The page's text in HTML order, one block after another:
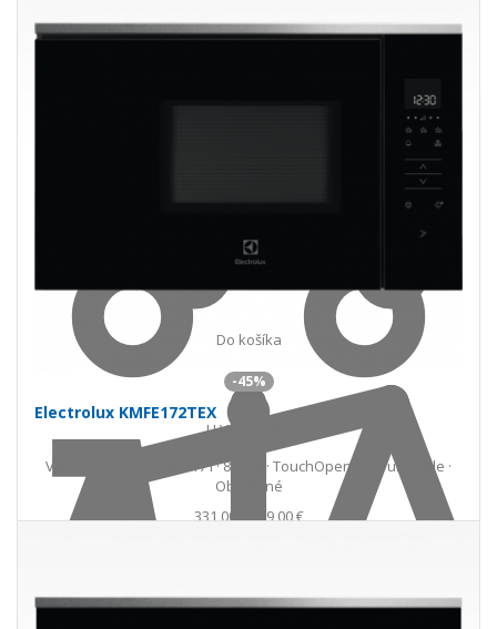
Do košíka
U Vás
-45%
Electrolux KMFE172TEX
Vstavaná mikrovlnka 17 l · 800 W · TouchOpen · ReTurntable ·
Obľúbené
331,00 €599,00 €